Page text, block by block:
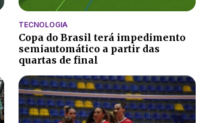
TECNOLOGIA
Copa do Brasil terá impedimento
semiautomático a partir das
quartas de final